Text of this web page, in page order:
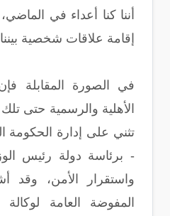
أننا كنا أعداء في
إقامة علاقات شخصية
في الصورة المقابلة
الأهلية والرسمية حتى تلك
تثني على إدارة الحكومة
- برئاسة دولة رئيس
واستقرار الأمن، وقد
المفوضة العامة لوكالة